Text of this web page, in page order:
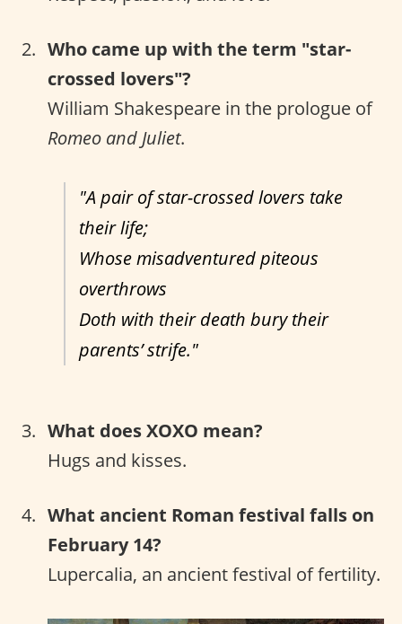
Who came up with the term "star-
crossed lovers"?
William Shakespeare in the prologue of
Romeo and Juliet.
"A pair of star-crossed lovers take
their life;
Whose misadventured piteous
overthrows
Doth with their death bury their
parents’ strife."
What does XOXO mean?
Hugs and kisses.
What ancient Roman festival falls on
February 14?
Lupercalia, an ancient festival of fertility.